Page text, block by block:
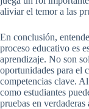
aliviar el temor a las
En conclusión,
proceso educativo es
aprendizaje. No son
oportunidades para el
competencias clave.
como estudiantes
pruebas en